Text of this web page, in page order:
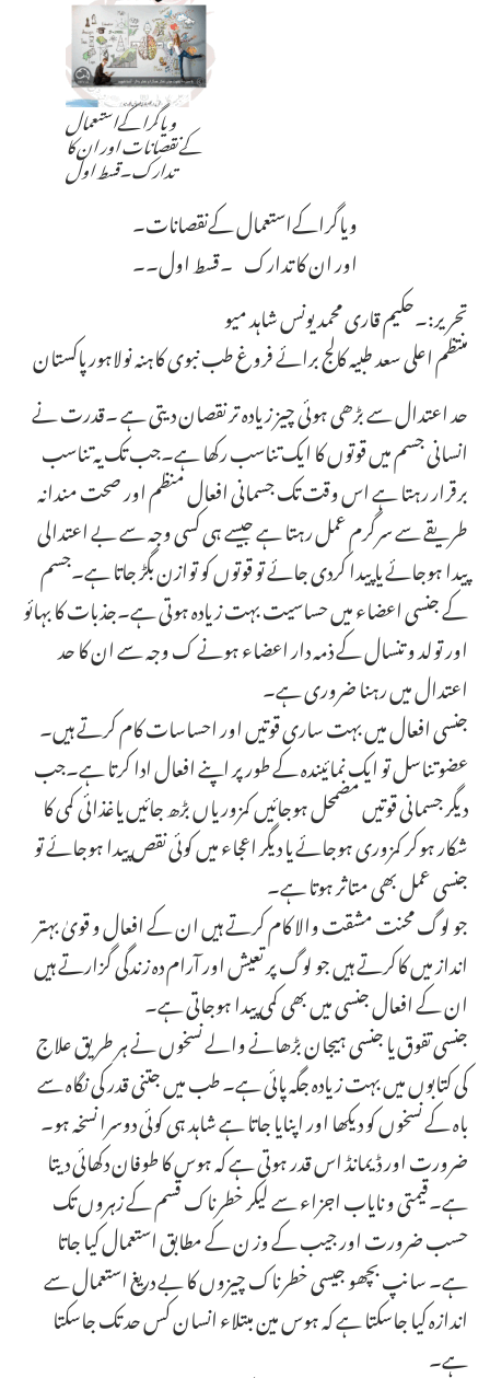
ویاگراکےاستعمال
کےنقصانات اور ان کا
تدارک۔قسط اول
ویاگراکےاستعمال کےنقصانات۔
اور ان کا تدارک ۔قسط اول۔۔
تحریر:۔حکیم قاری محمد یونس شاہد میو
منتظم اعلی سعد طبیہ کالج برائے فروغ طب نبوی کاہنہ نولاہور پاکستان
حد اعتدال سے بڑھی ہوئی چیز زیادہ تر نقصان دیتی ہے ۔قدرت نے
انسانی جسم میں قوتوں کا ایک تناسب رکھا ہے۔جب تک یہ تناسب
برقرار رہتا ہے اس وقت تک جسمانی افعال منظم اور صحت مندانہ
طریقے سے سرگرم عمل رہتا ہے جیسے ہی کسی وجہ سے بے اعتدالی
پیدا ہوجائے یا پیدا کردی جائے تو قوتوں کو توازن بگڑ جاتا ہے۔جسم
کے جنسی اعضاء میں حساسیت بہت زیادہ ہوتی ہے۔جذبات کا بہائو
اور تولد و تنسال کے ذمہ دار اعضاء ہونے ک وجہ سے ان کا حد
اعتدال میں رہنا ضروری ہے۔
جنسی افعال میں بہت ساری قوتیں اور احساسات کام کرتے ہیں۔
عضو تناسل تو ایک نمائیندہ کے طورپر اپنے افعال ادا کرتا ہے۔جب
دیگر جسمانی قوتیں مضمحل ہوجائیں کمزوریاں بڑھ جائیں یاغذائی کمی کا
شکار ہوکر کمزوری ہوجائے یا دیگر اعجاء میں کوئی نقص پیدا ہوجائے تو
جنسی عمل بھی متاثر ہوتا ہے۔
جو لوگ محنت مشقت والا کام کرتے ہیں ان کے افعال و قویٰ بہتر
انداز میں کاکرتے ہیں جو لوگ پر تعیش اور آرام دہ زندگی گزارتے ہیں
ان کے افعال جنسی میں بھی کمی پیدا ہوجاتی ہے۔
جنسی تفوق یا جنسی ہیجان بڑھانے والے نسخوں نے ہر طریق علاج
کی کتابوں میں بہت زیادہ جگہ پائی ہے۔ طب میں جتنی قدر کی نگاہ سے
باہ کے نسخوں کو دیکھا اور اپنایا جاتا ہے شاہد ہی کوئی دوسرا نسخہ ہو۔
ضرورت اور ڈیمانڈ اس قدر ہوتی ہے کہ ہوس کا طوفان دکھائی دیتا
ہے۔قیمتی و نایاب اجزاء سے لیکر خطرناک قسم کے زہروں تک
حسب ضرورت اور جیب کے وز ن کے مطابق استعمال کیا جاتا
ہے۔ سانپ بچھو جیسی خطرناک چیزوں کا بے دریغ استعمال سے
اندازہ کیا جاسکتا ہے کہ ہوس مین مبتلاء انسان کس حد تک جاسکتا
ہے۔